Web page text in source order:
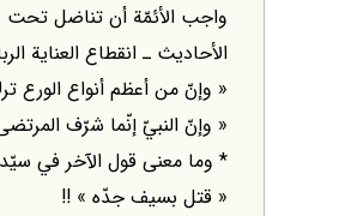
واجب الأئمّة أن تناضل تحت
الأحاديث ـ انقطاع العناية
« وإنّ من أعظم أنواع الورع
« وإنّ النبيّ إنّما شرّف
* وما معنى قول الآخر في
« قتل بسيف جدّه » !!